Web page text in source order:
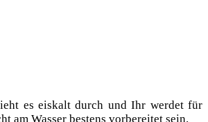
es eis­kalt durch und Ihr wer­det für
am Was­ser bes­tens vor­be­rei­tet sein.